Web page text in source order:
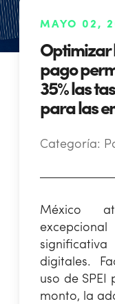
MAYO 02,
Optimizar
pago
35% las
para las
Categoría:
México
digitales.
uso de SPEI
monto, la